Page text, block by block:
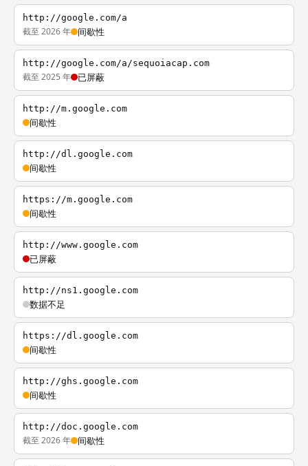
http://google.com/a
截至 2026 年 间歇性
http://google.com/a/sequoiacap.com
截至 2025 年 已屏蔽
http://m.google.com
间歇性
http://dl.google.com
间歇性
https://m.google.com
间歇性
http://www.google.com
已屏蔽
http://ns1.google.com
数据不足
https://dl.google.com
间歇性
http://ghs.google.com
间歇性
http://doc.google.com
截至 2026 年 间歇性